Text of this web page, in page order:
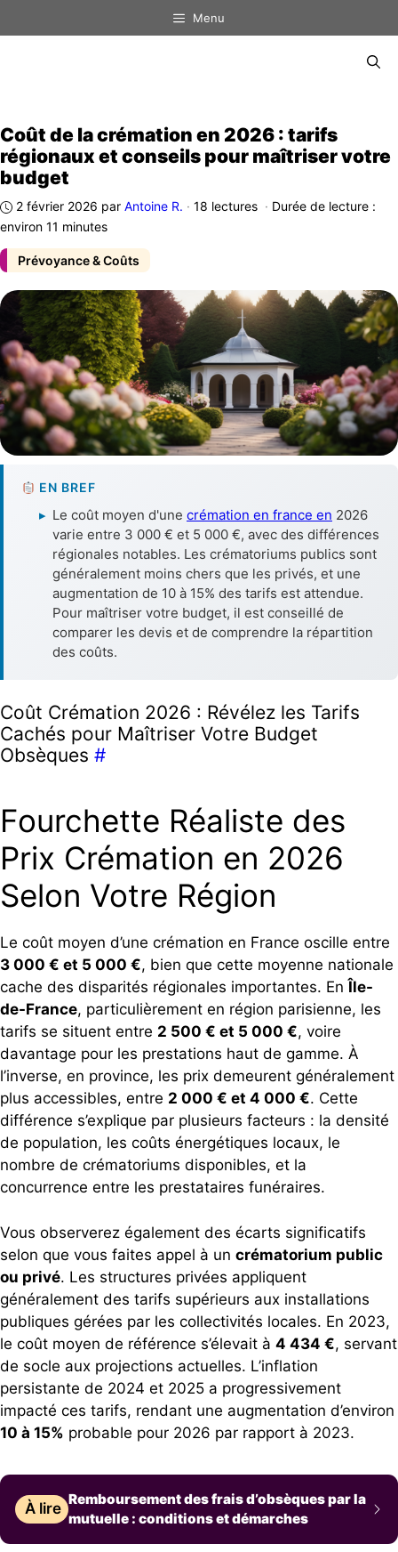
au
Menu
Prévoyance & Coûts
Coût de la crémation en 2026 : tarifs
régionaux et conseils pour maîtriser votre
budget
2 février 2026 par Antoine R. · 18 lectures · Durée de lecture :
environ 11 minutes
EN BREF
▸ Le coût moyen d'une crémation en france en 2026
varie entre 3 000 € et 5 000 €, avec des différences
régionales notables. Les crématoriums publics sont
généralement moins chers que les privés, et une
augmentation de 10 à 15% des tarifs est attendue.
Pour maîtriser votre budget, il est conseillé de
comparer les devis et de comprendre la répartition
des coûts.
Coût Crémation 2026 : Révélez les Tarifs
Cachés pour Maîtriser Votre Budget
Obsèques #
Fourchette Réaliste des
Prix Crémation en 2026
Selon Votre Région
Le coût moyen d’une crémation en France oscille entre
3 000 € et 5 000 €, bien que cette moyenne nationale
cache des disparités régionales importantes. En Île-
de-France, particulièrement en région parisienne, les
tarifs se situent entre 2 500 € et 5 000 €, voire
davantage pour les prestations haut de gamme. À
l’inverse, en province, les prix demeurent généralement
plus accessibles, entre 2 000 € et 4 000 €. Cette
différence s’explique par plusieurs facteurs : la densité
de population, les coûts énergétiques locaux, le
nombre de crématoriums disponibles, et la
concurrence entre les prestataires funéraires.
Vous observerez également des écarts significatifs
selon que vous faites appel à un crématorium public
ou privé. Les structures privées appliquent
généralement des tarifs supérieurs aux installations
publiques gérées par les collectivités locales. En 2023,
le coût moyen de référence s’élevait à 4 434 €, servant
de socle aux projections actuelles. L’inflation
persistante de 2024 et 2025 a progressivement
impacté ces tarifs, rendant une augmentation d’environ
10 à 15% probable pour 2026 par rapport à 2023.
À lire
Remboursement des frais d’obsèques par la
mutuelle : conditions et démarches